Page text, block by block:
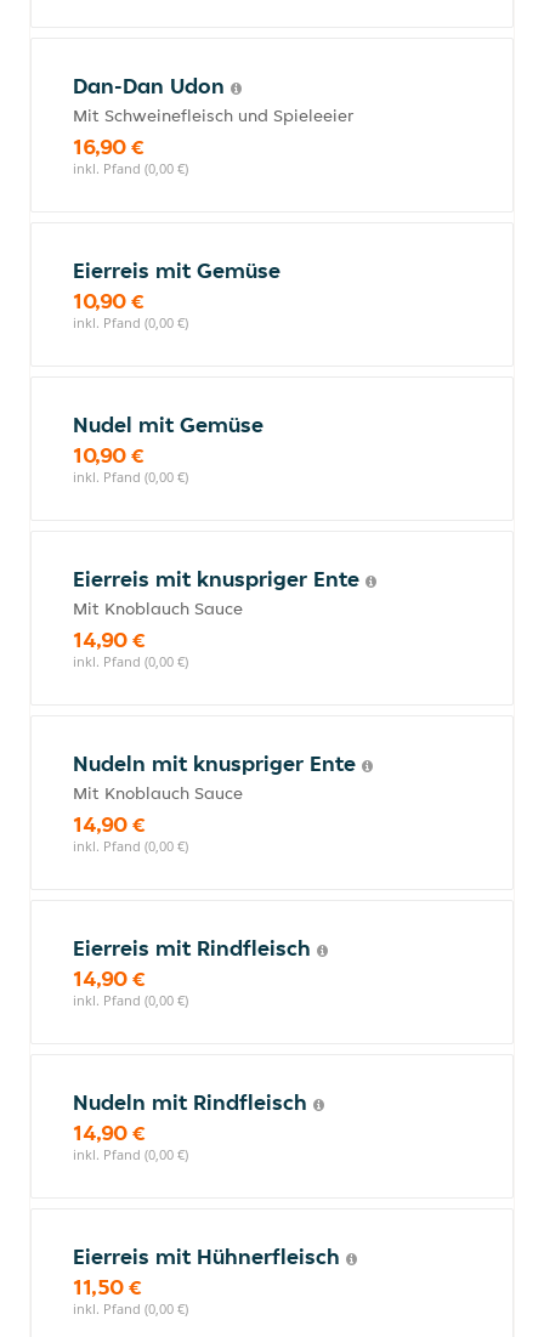
Dan-Dan Udon
Mit Schweinefleisch und Spieleeier
16,90 €
inkl. Pfand (0,00 €)
Eierreis mit Gemüse
10,90 €
inkl. Pfand (0,00 €)
Nudel mit Gemüse
10,90 €
inkl. Pfand (0,00 €)
Eierreis mit knuspriger Ente
Mit Knoblauch Sauce
14,90 €
inkl. Pfand (0,00 €)
Nudeln mit knuspriger Ente
Mit Knoblauch Sauce
14,90 €
inkl. Pfand (0,00 €)
Eierreis mit Rindfleisch
14,90 €
inkl. Pfand (0,00 €)
Nudeln mit Rindfleisch
14,90 €
inkl. Pfand (0,00 €)
Eierreis mit Hühnerfleisch
11,50 €
inkl. Pfand (0,00 €)